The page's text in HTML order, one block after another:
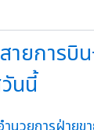
ายการบิ
นนี้